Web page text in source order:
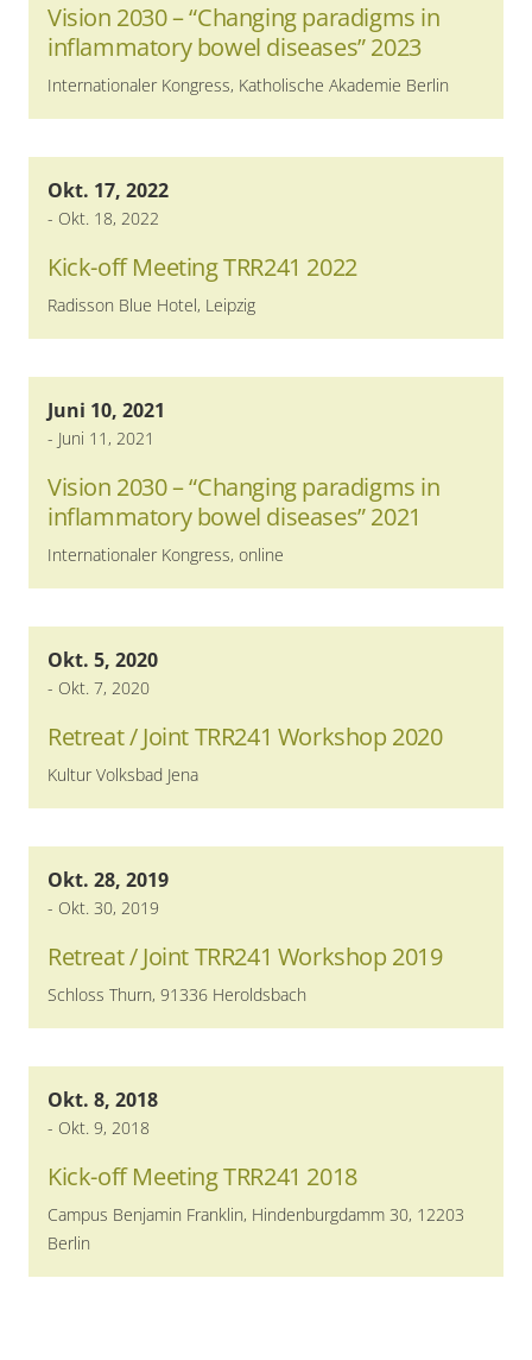
Vision 2030 – “Changing paradigms in
inflammatory bowel diseases” 2023
Internationaler Kongress, Katholische Akademie Berlin
Okt. 17, 2022
- Okt. 18, 2022
Kick-off Meeting TRR241 2022
Radisson Blue Hotel, Leipzig
Juni 10, 2021
- Juni 11, 2021
Vision 2030 – “Changing paradigms in
inflammatory bowel diseases” 2021
Internationaler Kongress, online
Okt. 5, 2020
- Okt. 7, 2020
Retreat / Joint TRR241 Workshop 2020
Kultur Volksbad Jena
Okt. 28, 2019
- Okt. 30, 2019
Retreat / Joint TRR241 Workshop 2019
Schloss Thurn, 91336 Heroldsbach
Okt. 8, 2018
- Okt. 9, 2018
Kick-off Meeting TRR241 2018
Campus Benjamin Franklin, Hindenburgdamm 30, 12203
Berlin